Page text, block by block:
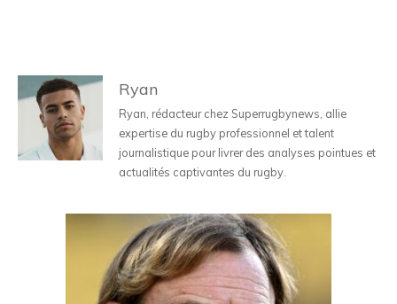
Ryan
Ryan, rédacteur chez Superrugbynews, allie
expertise du rugby professionnel et talent
journalistique pour livrer des analyses pointues et
actualités captivantes du rugby.